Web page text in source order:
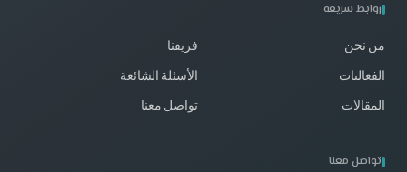
روابط سريعة
من نحن
فريقنا
الفعاليات
الأسئلة الشائعة
المقالات
تواصل معنا
تواصل معنا